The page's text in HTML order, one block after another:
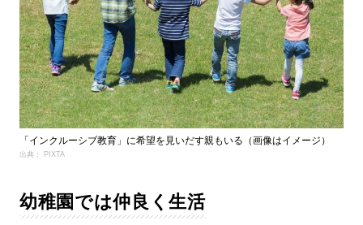
「インクルーシブ教育」に希望を見いだす親もいる（画像はイメージ）
出典： PIXTA
幼稚園では仲良く生活